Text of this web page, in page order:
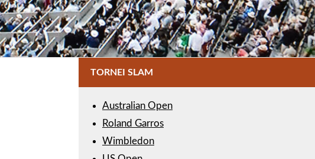
TORNEI SLAM
Australian Open
Roland Garros
Wimbledon